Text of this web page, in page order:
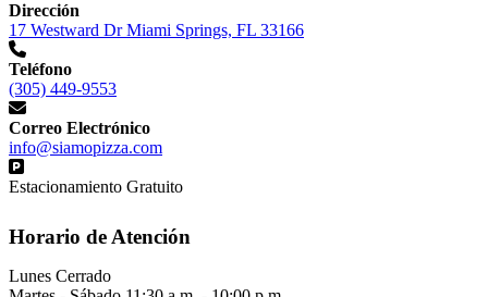
Dirección
17 Westward Dr Miami Springs, FL 33166
Teléfono
(305) 449-9553
Correo Electrónico
info@siamopizza.com
Estacionamiento Gratuito
Horario de Atención
Lunes Cerrado